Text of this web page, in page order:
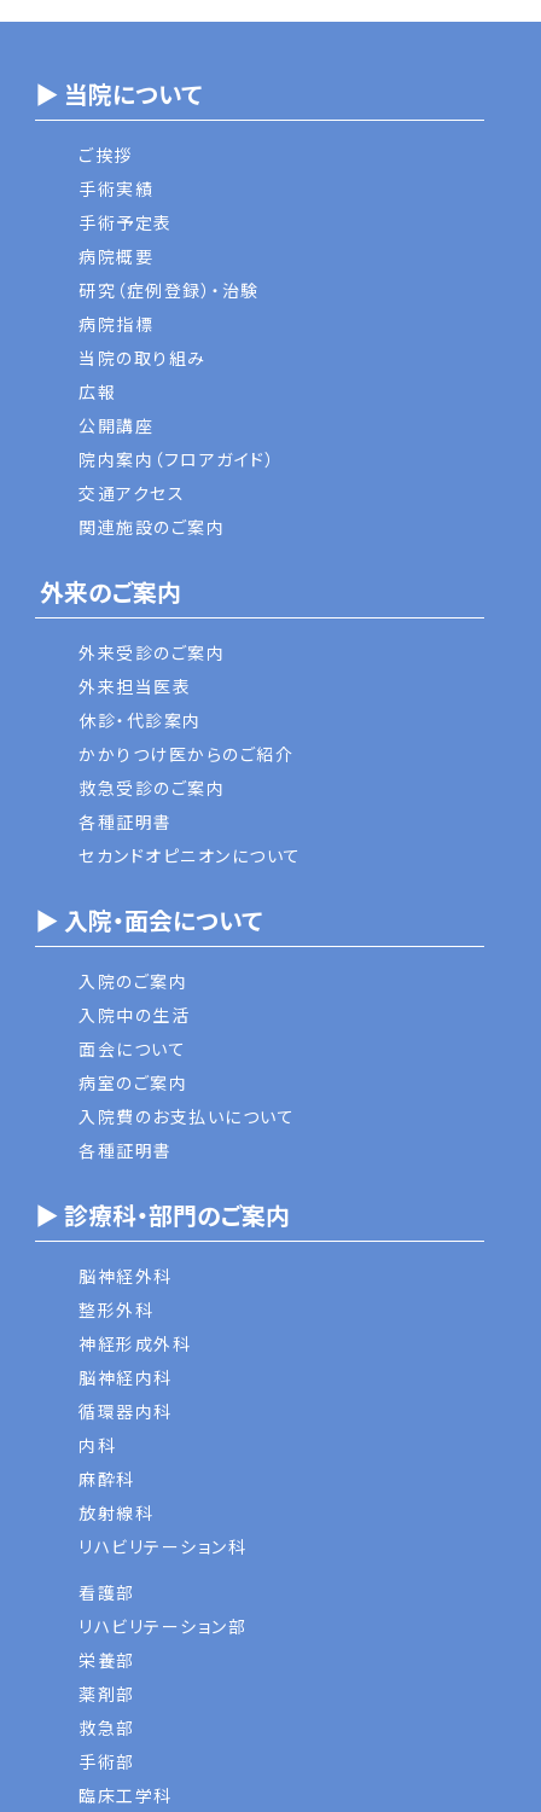
▶ 当院について
ご挨拶
手術実績
手術予定表
病院概要
研究（症例登録）・治験
病院指標
当院の取り組み
広報
公開講座
院内案内（フロアガイド）
交通アクセス
関連施設のご案内
外来のご案内
外来受診のご案内
外来担当医表
休診・代診案内
かかりつけ医からのご紹介
救急受診のご案内
各種証明書
セカンドオピニオンについて
▶ 入院・面会について
入院のご案内
入院中の生活
面会について
病室のご案内
入院費のお支払いについて
各種証明書
▶ 診療科・部門のご案内
脳神経外科
整形外科
神経形成外科
脳神経内科
循環器内科
内科
麻酔科
放射線科
リハビリテーション科
看護部
リハビリテーション部
栄養部
薬剤部
救急部
手術部
臨床工学科